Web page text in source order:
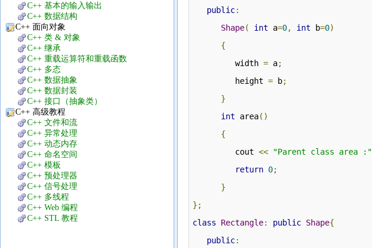
C++ 基本的输入输出
C++ 数据结构
C++ 面向对象
C++ 类 & 对象
C++ 继承
C++ 重载运算符和重载函数
C++ 多态
C++ 数据抽象
C++ 数据封装
C++ 接口（抽象类）
C++ 高级教程
C++ 文件和流
C++ 异常处理
C++ 动态内存
C++ 命名空间
C++ 模板
C++ 预处理器
C++ 信号处理
C++ 多线程
C++ Web 编程
C++ STL 教程
public:
Shape( int a=0, int b=0)
{
         width
= a;
         height
= b;
}
int area()
{
         cout
<< "Parent class area :"
return 0;
}
};
class
Rectangle: public Shape{
public: